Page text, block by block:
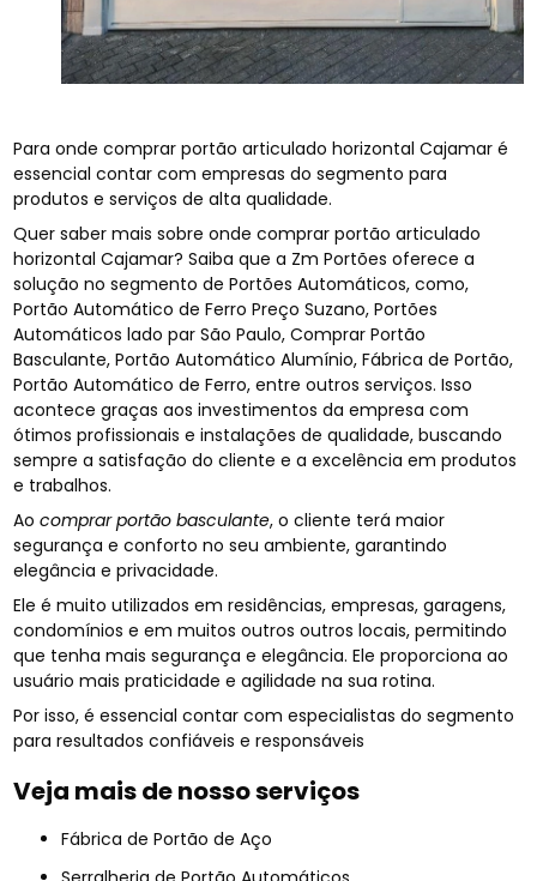
Para onde comprar portão articulado horizontal Cajamar é
essencial contar com empresas do segmento para
produtos e serviços de alta qualidade.
Quer saber mais sobre onde comprar portão articulado
horizontal Cajamar? Saiba que a Zm Portões oferece a
solução no segmento de Portões Automáticos, como,
Portão Automático de Ferro Preço Suzano, Portões
Automáticos lado par São Paulo, Comprar Portão
Basculante, Portão Automático Alumínio, Fábrica de Portão,
Portão Automático de Ferro, entre outros serviços. Isso
acontece graças aos investimentos da empresa com
ótimos profissionais e instalações de qualidade, buscando
sempre a satisfação do cliente e a excelência em produtos
e trabalhos.
Aocomprar portão basculante, o cliente terá maior
segurança e conforto no seu ambiente, garantindo
elegância e privacidade.
Ele é muito utilizados em residências, empresas, garagens,
condomínios e em muitos outros outros locais, permitindo
que tenha mais segurança e elegância. Ele proporciona ao
usuário mais praticidade e agilidade na sua rotina.
Por isso, é essencial contar com especialistas do segmento
para resultados confiáveis e responsáveis
Veja mais de nosso serviços
Fábrica de Portão de Aço